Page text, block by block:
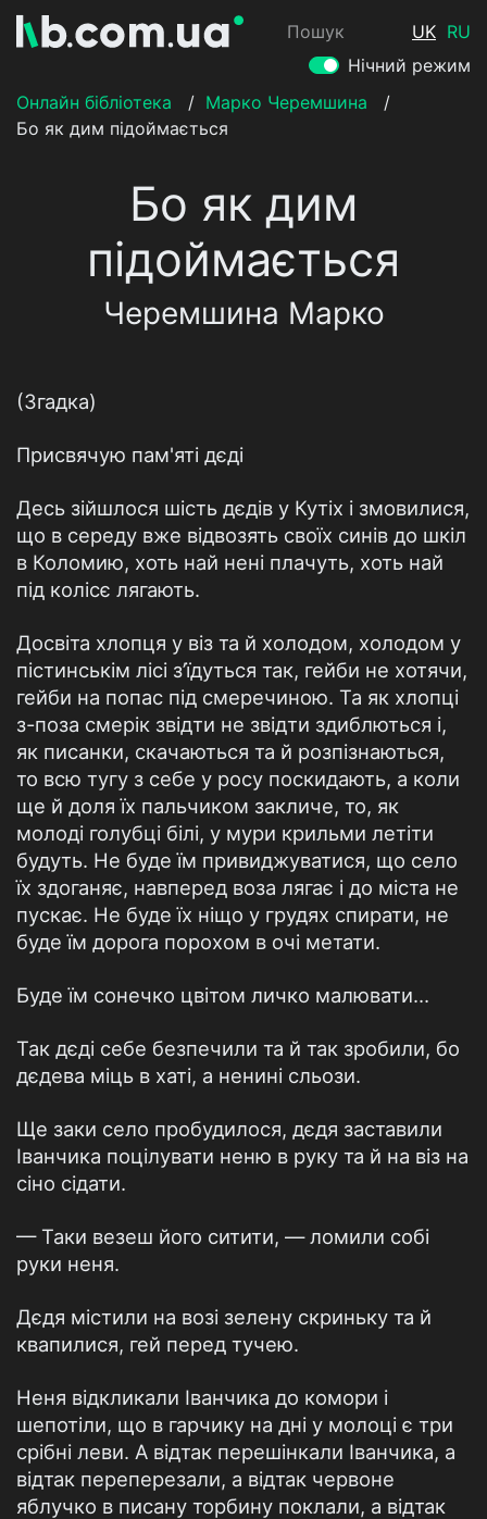
Пошук UK RU
Нічний режим
Онлайн бібліотека
/ Марко Черемшина
/
Бо як дим підоймається
Бо як дим
підоймається
Черемшина Марко
(Згадка)
Присвячую пам'яті дєді
Десь зійшлося шість дєдів у Кутіх і змовилися,
що в середу вже відвозять своїх синів до шкіл
в Коломию, хоть най нені плачуть, хоть най
під колісє лягають.
Досвіта хлопця у віз та й холодом, холодом у
пістинськім лісі з’їдуться так, гейби не хотячи,
гейби на попас під смеречиною. Та як хлопці
з-поза смерік звідти не звідти здиблються і,
як писанки, скачаються та й розпізнаються,
то всю тугу з себе у росу поскидають, а коли
ще й доля їх пальчиком закличе, то, як
молоді голубці білі, у мури крильми летіти
будуть. Не буде їм привиджуватися, що село
їх здоганяє, навперед воза лягає і до міста не
пускає. Не буде їх ніщо у грудях спирати, не
буде їм дорога порохом в очі метати.
Буде їм сонечко цвітом личко малювати…
Так дєді себе безпечили та й так зробили, бо
дєдева міць в хаті, а ненині сльози.
Ще заки село пробудилося, дєдя заставили
Іванчика поцілувати неню в руку та й на віз на
сіно сідати.
— Таки везеш його ситити, — ломили собі
руки неня.
Дєдя містили на возі зелену скриньку та й
квапилися, гей перед тучею.
Неня відкликали Іванчика до комори і
шепотіли, що в гарчику на дні у молоці є три
срібні леви. А відтак перешінкали Іванчика, а
відтак переперезали, а відтак червоне
яблучко в писану торбину поклали, а відтак